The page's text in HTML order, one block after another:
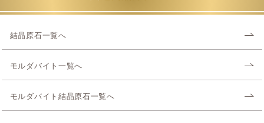
結晶原石一覧へ
モルダバイト一覧へ
モルダバイト結晶原石一覧へ